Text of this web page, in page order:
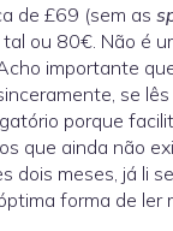
de £69 (sem as
ou 80€. Não é
importante
se
porque
que ainda não
dois meses, já li
forma de ler